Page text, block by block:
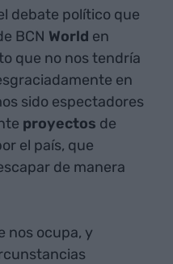
debate político que
BCN World en
que no nos tendría
en
sido espectadores
proyectos de
el país, que
de manera
nos ocupa, y